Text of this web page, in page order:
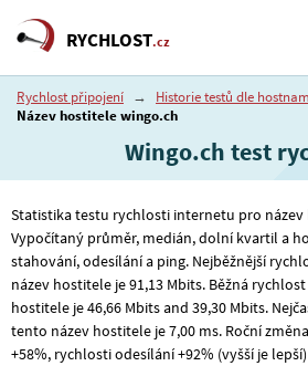
RYCHLOST.cz
Rychlost připojení → Historie testů dle
Název hostitele wingo.ch
Wingo.ch test
Statistika testu rychlosti internetu pro
Vypočítaný průměr, medián, dolní kvartil a
stahování, odesílání a ping. Nejběžnější
název hostitele je 91,13 Mbits. Běžná
hostitele je 46,66 Mbits and 39,30 Mbits.
tento název hostitele je 7,00 ms. Roční
+58%, rychlosti odesílání +92% (vyšší je